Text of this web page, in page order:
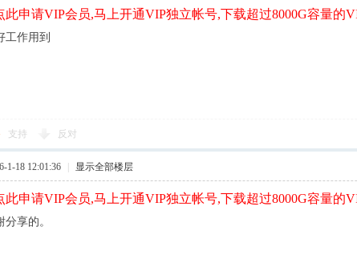
申请VIP会员,马上开通VIP独立帐号,下载超过8000G容量
工作用到
支持 反对
1-18 12:01:36 显示全部楼层
申请VIP会员,马上开通VIP独立帐号,下载超过8000G容量
享的。